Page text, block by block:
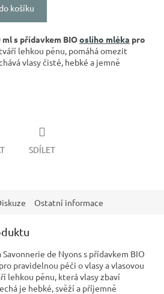
košíku
s přídavkem BIOoslího mléka pro
lehkou pěnu, pomáhá omezit
vlasy čisté, hebké a jemně
SDÍLET
Ostatní informace
Savonnerie de Nyons s přídavkem BIO
pravidelnou péči o vlasy a vlasovou
lehkou pěnu, která vlasy zbaví
je hebké, svěží a příjemně